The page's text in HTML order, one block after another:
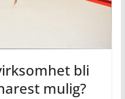
bli
mulig?